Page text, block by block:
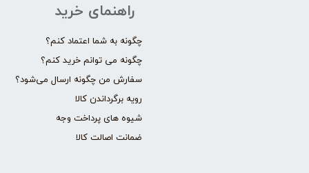
راهنمای خرید
چگونه به شما اعتماد کنم؟
چگونه می توانم خرید کنم؟
سفارش من چگونه ارسال می‌شود؟
رویه برگرداندن کالا
شیوه های پرداخت وجه
ضمانت اصالت کالا